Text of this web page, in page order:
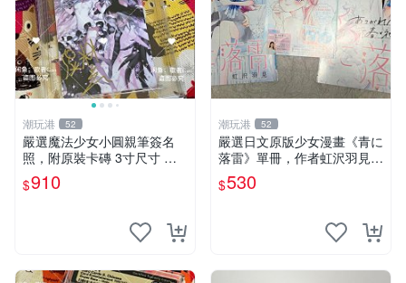
潮玩港 52
嚴選魔法少女小圓親筆簽名
照，附原裝卡磚 3寸尺寸 親
簽紀念品 小圓周邊 畫集 監督
親筆
$910
潮玩港 52
嚴選日文原版少女漫畫《青に
落雷》單冊，作者虹沢羽見精
心創作，封面藍玫瑰情侶插畫
唯美動人， STORY 32 及カ
$530